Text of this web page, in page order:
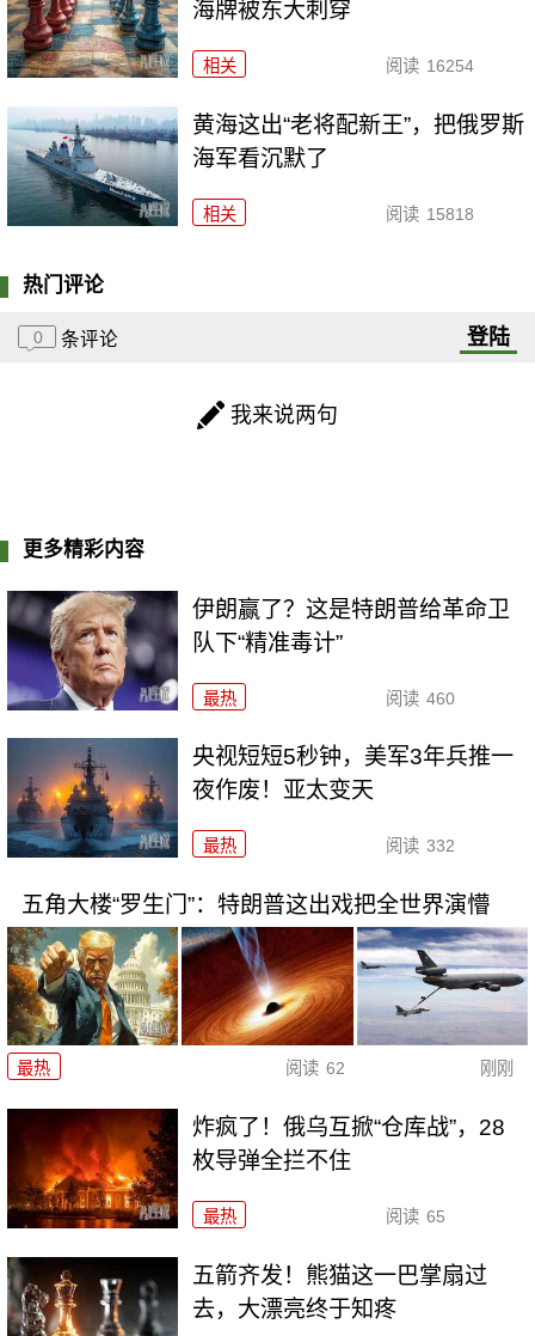
海牌被东大刺穿
相关 阅读 16254
黄海这出“老将配新王”，把俄罗斯
海军看沉默了
相关 阅读 15818
热门评论
0 条评论 登陆
我来说两句
更多精彩内容
伊朗赢了？这是特朗普给革命卫
队下“精准毒计”
最热 阅读 460
央视短短5秒钟，美军3年兵推一
夜作废！亚太变天
最热 阅读 332
五角大楼“罗生门”：特朗普这出戏把全世界演懵
最热 阅读 62 刚刚
炸疯了！俄乌互掀“仓库战”，28
枚导弹全拦不住
最热 阅读 65
五箭齐发！熊猫这一巴掌扇过
去，大漂亮终于知疼